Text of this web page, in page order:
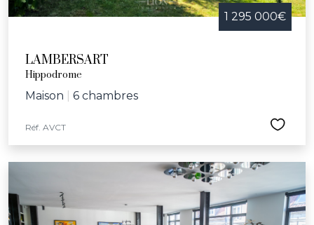
1 295 000€
LAMBERSART
Hippodrome
Maison 6 chambres
Réf. AVCT